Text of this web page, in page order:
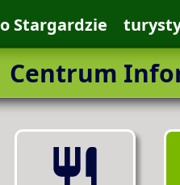
Centrum
o Stargardzie